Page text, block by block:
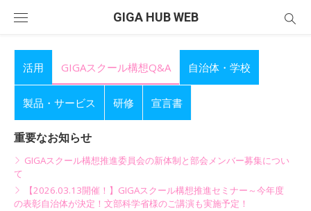
GIGA HUB WEB
活用 GIGAスクール構想Q&A 自治体・学校
製品・サービス 研修 宣言書
重要なお知らせ
GIGAスクール構想推進委員会の新体制と部会メンバー募集につい
て
【2026.03.13開催！】GIGAスクール構想推進セミナー～今年度
の表彰自治体が決定！文部科学省様のご講演も実施予定！